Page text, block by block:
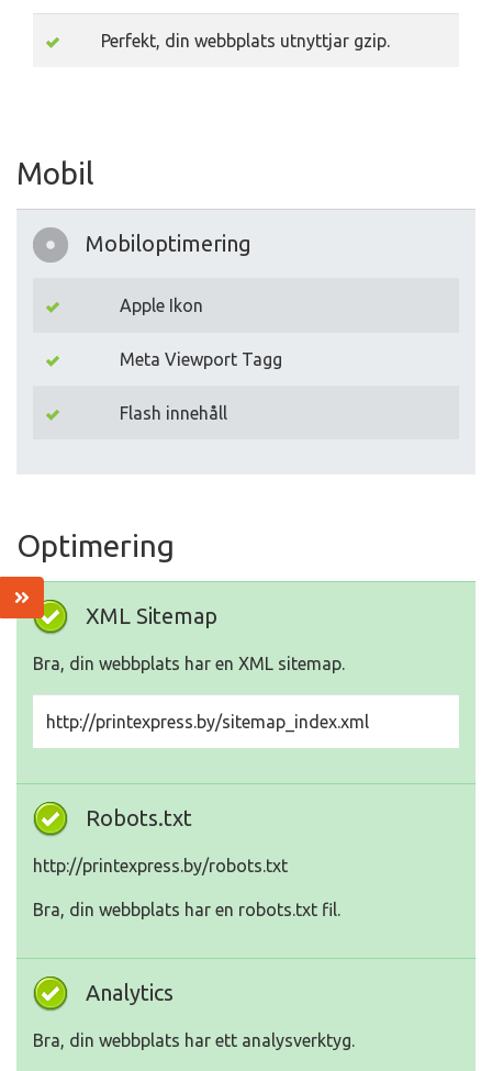
Perfekt, din webbplats utnyttjar gzip.
Mobil
Mobiloptimering
Apple Ikon
Meta Viewport Tagg
Flash innehåll
Optimering
XML Sitemap
Bra, din webbplats har en XML sitemap.
http://printexpress.by/sitemap_index.xml
Robots.txt
http://printexpress.by/robots.txt
Bra, din webbplats har en robots.txt fil.
Analytics
Bra, din webbplats har ett analysverktyg.